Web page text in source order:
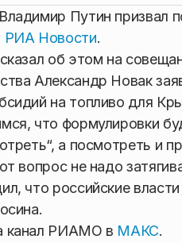
Путин призвал
РИА Новости.
об этом на
Александр Новак
на топливо для
что формулировки
а посмотреть и
вопрос не надо
что российские власти
канал РИАМО в МАКС.